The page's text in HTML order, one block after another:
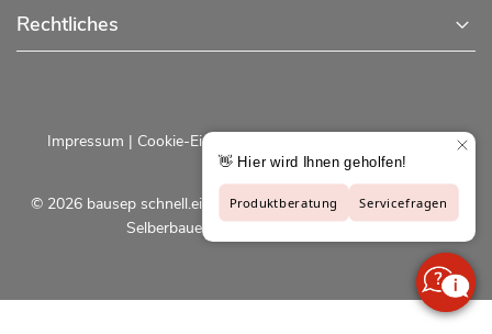
Rechtliches
© 2026 bausep schnell.einfach.preiswert - Baustoffe online für
Selberbauer und Profis |bausep.de
Impressum | Cookie-Einstellungen